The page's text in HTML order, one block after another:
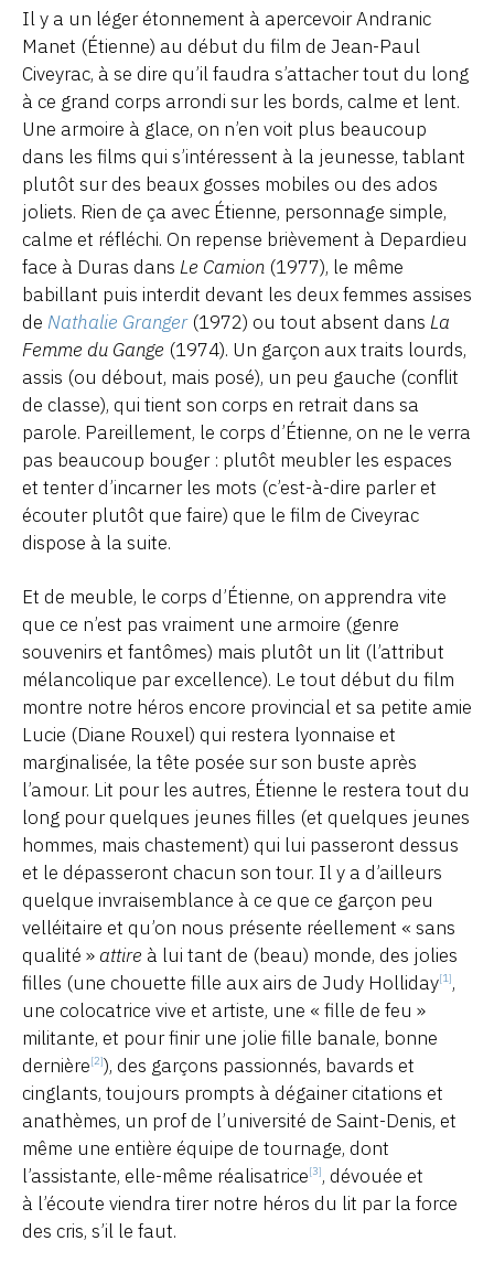
Il y a un léger étonnement à apercevoir Andranic
Manet (Étienne) au début du film de Jean-Paul
Civeyrac, à se dire qu’il faudra s’attacher tout du long
à ce grand corps arrondi sur les bords, calme et lent.
Une armoire à glace, on n’en voit plus beaucoup
dans les films qui s’intéressent à la jeunesse, tablant
plutôt sur des beaux gosses mobiles ou des ados
joliets. Rien de ça avec Étienne, personnage simple,
calme et réfléchi. On repense brièvement à Depardieu
face à Duras dans Le Camion (1977), le même
babillant puis interdit devant les deux femmes assises
de Nathalie Granger(1972) ou tout absent dans La
Femme du Gange (1974). Un garçon aux traits lourds,
assis (ou débout, mais posé), un peu gauche (conflit
de classe), qui tient son corps en retrait dans sa
parole. Pareillement, le corps d’Étienne, on ne le verra
pas beaucoup bouger : plutôt meubler les espaces
et tenter d’incarner les mots (c’est-à-dire parler et
écouter plutôt que faire) que le film de Civeyrac
dispose à la suite.
Et de meuble, le corps d’Étienne, on apprendra vite
que ce n’est pas vraiment une armoire (genre
souvenirs et fantômes) mais plutôt un lit (l’attribut
mélancolique par excellence). Le tout début du film
montre notre héros encore provincial et sa petite amie
Lucie (Diane Rouxel) qui restera lyonnaise et
marginalisée, la tête posée sur son buste après
l’amour. Lit pour les autres, Étienne le restera tout du
long pour quelques jeunes filles (et quelques jeunes
hommes, mais chastement) qui lui passeront dessus
et le dépasseront chacun son tour. Il y a d’ailleurs
quelque invraisemblance à ce que ce garçon peu
velléitaire et qu’on nous présente réellement « sans
qualité » attire à lui tant de (beau) monde, des jolies
filles (une chouette fille aux airs de Judy Holliday[1],
une colocatrice vive et artiste, une « fille de feu »
militante, et pour finir une jolie fille banale, bonne
dernière[2]), des garçons passionnés, bavards et
cinglants, toujours prompts à dégainer citations et
anathèmes, un prof de l’université de Saint-Denis, et
même une entière équipe de tournage, dont
l’assistante, elle-même réalisatrice[3], dévouée et
à l’écoute viendra tirer notre héros du lit par la force
des cris, s’il le faut.